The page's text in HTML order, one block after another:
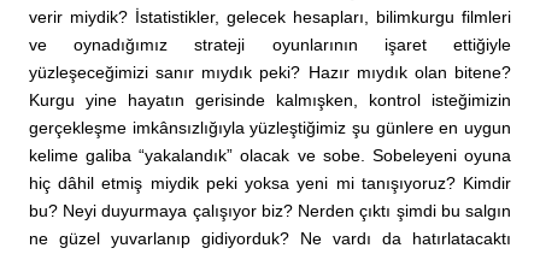
verir miydik? İstatistikler, gelecek hesapları, bilimkurgu filmleri
ve oynadığımız strateji oyunlarının işaret ettiğiyle
yüzleşeceğimizi sanır mıydık peki? Hazır mıydık olan bitene?
Kurgu yine hayatın gerisinde kalmışken, kontrol isteğimizin
gerçekleşme imkânsızlığıyla yüzleştiğimiz şu günlere en uygun
kelime galiba “yakalandık” olacak ve sobe. Sobeleyeni oyuna
hiç dâhil etmiş miydik peki yoksa yeni mi tanışıyoruz? Kimdir
bu? Neyi duyurmaya çalışıyor biz? Nerden çıktı şimdi bu salgın
ne güzel yuvarlanıp gidiyorduk? Ne vardı da hatırlatacaktı